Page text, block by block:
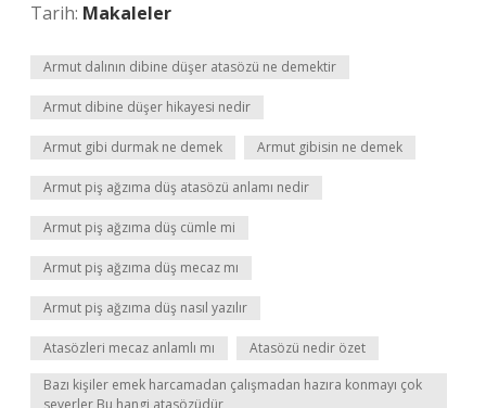
Tarih: Makaleler
Armut dalının dibine düşer atasözü ne demektir
Armut dibine düşer hikayesi nedir
Armut gibi durmak ne demek Armut gibisin ne demek
Armut piş ağzıma düş atasözü anlamı nedir
Armut piş ağzıma düş cümle mi
Armut piş ağzıma düş mecaz mı
Armut piş ağzıma düş nasıl yazılır
Atasözleri mecaz anlamlı mı
Atasözü nedir özet
Bazı kişiler emek harcamadan çalışmadan hazıra konmayı çok
severler Bu hangi atasözüdür